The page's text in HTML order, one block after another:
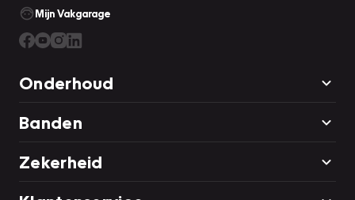
Mijn Vakgarage
Onderhoud
Banden
Zekerheid